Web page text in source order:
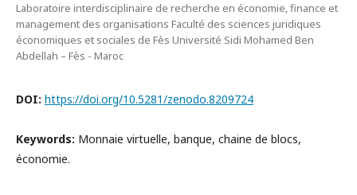
Laboratoire interdisciplinaire de recherche en économie, finance et
management des organisations Faculté des sciences juridiques
économiques et sociales de Fès Université Sidi Mohamed Ben
Abdellah – Fès - Maroc
DOI: https://doi.org/10.5281/zenodo.8209724
Keywords: Monnaie virtuelle, banque, chaine de blocs,
économie.